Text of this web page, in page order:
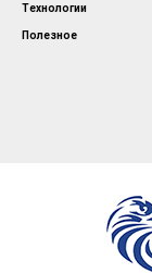
Технологии
Полезное